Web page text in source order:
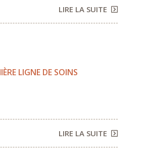
LIRE LA SUITE
LIGNE DE SOINS
LIRE LA SUITE